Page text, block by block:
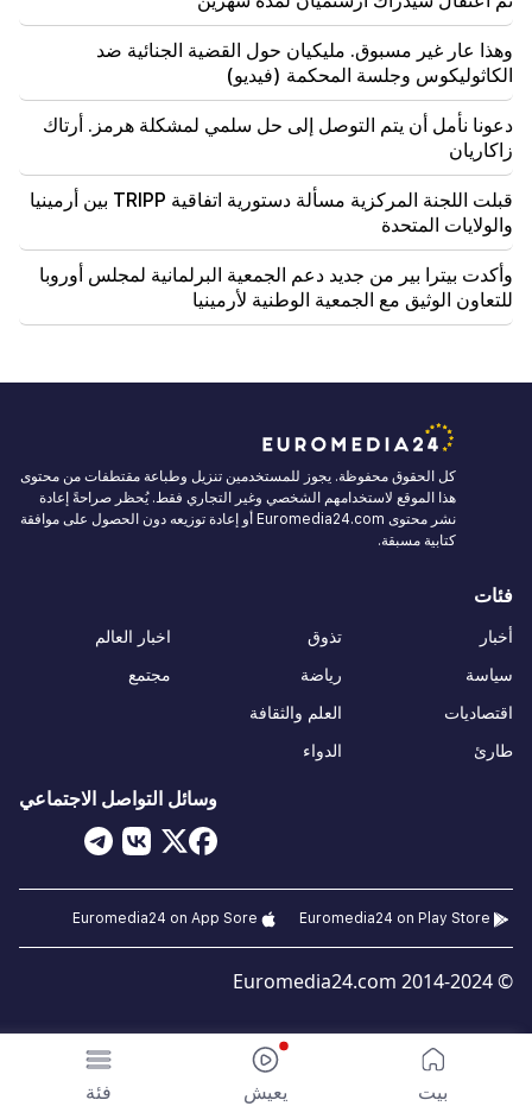
بيت يعيش فئة
وهذا عار غير مسبوق. مليكيان حول القضية الجنائية ضد
الكاثوليكوس وجلسة المحكمة (فيديو)
دعونا نأمل أن يتم التوصل إلى حل سلمي لمشكلة هرمز. أرتاك
زاكاريان
قبلت اللجنة المركزية مسألة دستورية اتفاقية TRIPP بين أرمينيا
والولايات المتحدة
وأكدت بيترا بير من جديد دعم الجمعية البرلمانية لمجلس أوروبا
للتعاون الوثيق مع الجمعية الوطنية لأرمينيا
كل الحقوق محفوظة. يجوز للمستخدمين تنزيل وطباعة مقتطفات من محتوى
هذا الموقع لاستخدامهم الشخصي وغير التجاري فقط. يُحظر صراحةً إعادة
نشر محتوى Euromedia24.com أو إعادة توزيعه دون الحصول على موافقة
كتابية مسبقة.
فئات
أخبار
سياسة
اقتصاديات
طارئ
تذوق
رياضة
العلم والثقافة
الدواء
اخبار العالم
مجتمع
وسائل التواصل الاجتماعي
© 2014-2024 Euromedia24.com
Euromedia24 on Play Store
Euromedia24 on App Sore